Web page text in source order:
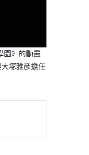
園》的動畫
塚雅彦擔任